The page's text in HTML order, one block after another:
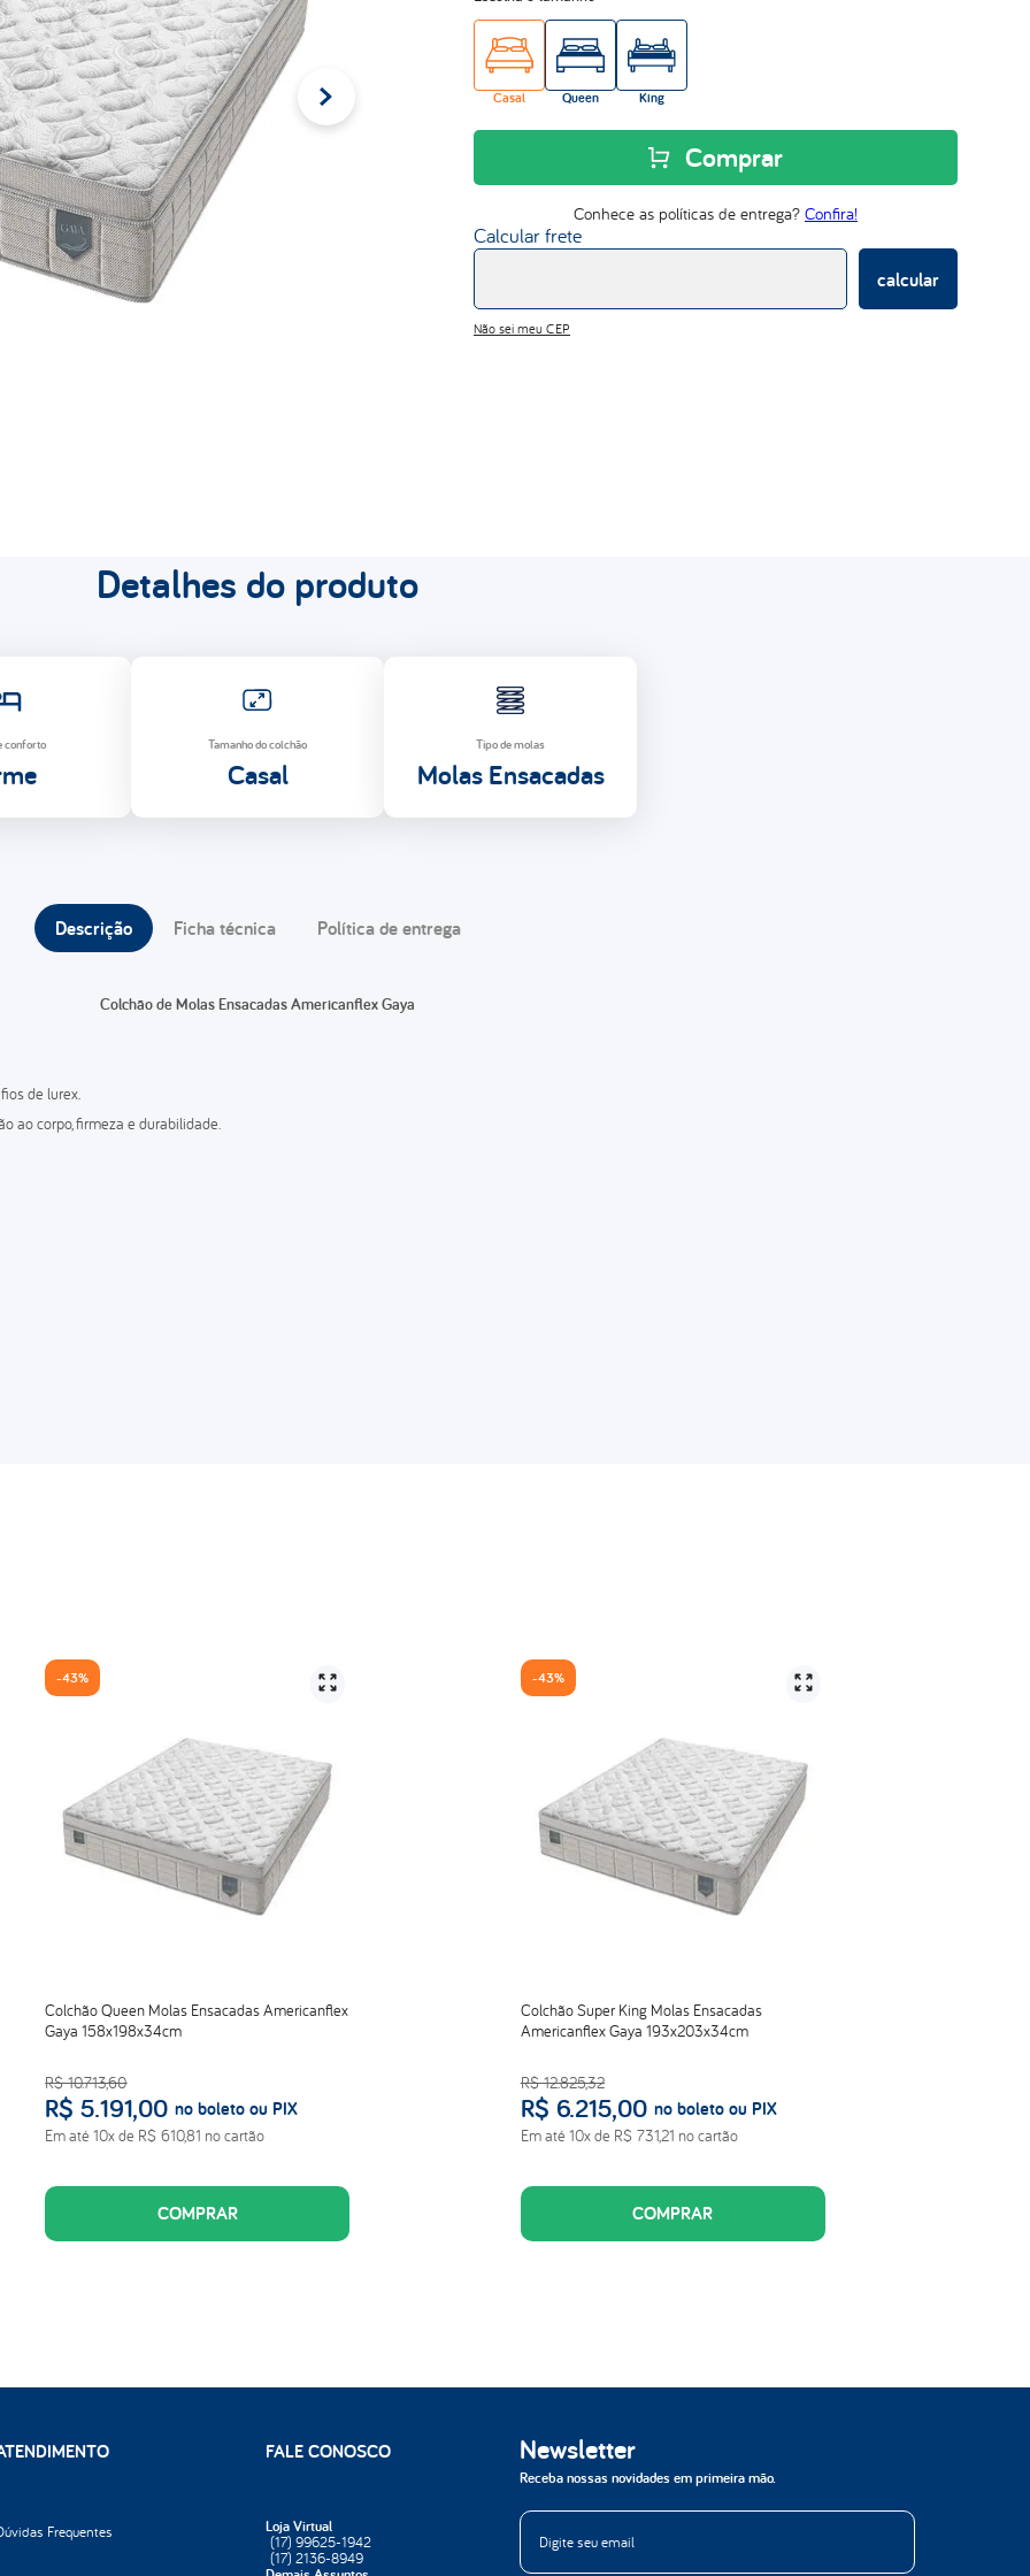
Casal Queen King
Comprar
Conhece as políticas de entrega? Confira!
Calcular frete
calcular
Não sei meu CEP
Detalhes do produto
conforto Tamanho do colchão
Casal
Tipo de molas
Molas Ensacadas
Descrição Ficha técnica Política de entrega
Colchão de Molas Ensacadas Americanflex Gaya
de lurex.
ao corpo, firmeza e durabilidade.
m². A Americanflex, para garantir mais conforto, utiliza 45% a mais (220 molas/m²) de molas do que o exigido pelo INMETRO.
garantindo maior durabilidade e conforto para produto.
-43%
Colchão Queen Molas Ensacadas Americanflex
Gaya 158x198x34cm
R$ 10.713,60
R$ 5.191,00 no boleto ou PIX
Em até10x de R$ 610,81 no cartão
COMPRAR
-43%
Colchão Super King Molas Ensacadas
Americanflex Gaya 193x203x34cm
R$ 12.825,32
R$ 6.215,00 no boleto ou PIX
Em até 10x de R$ 731,21 no cartão
COMPRAR
Frequentes
FALE CONOSCO
Loja Virtual
(17) 99625-1942
(17) 2136-8949
Newsletter
Receba nossas novidades em primeira mão.
abrace